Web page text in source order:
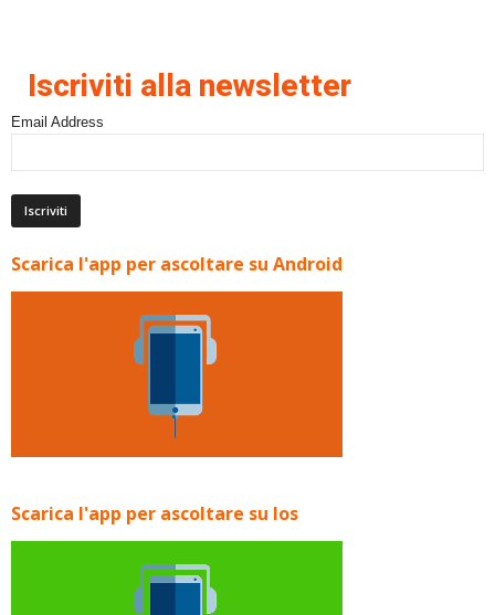
Iscriviti alla newsletter
Email Address
Scarica l'app per ascoltare su Android
Scarica l'app per ascoltare su Ios